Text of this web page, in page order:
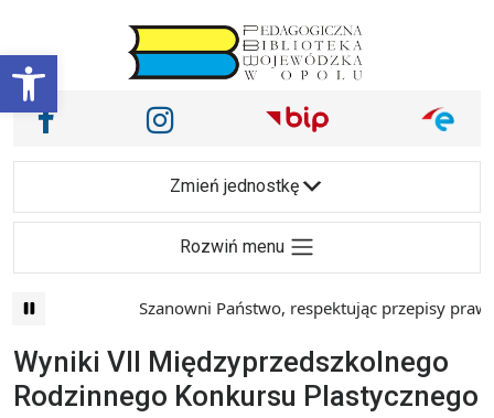
Otwórz pasek narzędzi
Main Navigation
Nasze media społecznościowe i inne
Facebook Instagram
Zmień jednostkę
Rozwiń menu
Szanowni Państwo, respektując przepisy prawa i
Wyniki VII Międzyprzedszkolnego
Rodzinnego Konkursu Plastycznego